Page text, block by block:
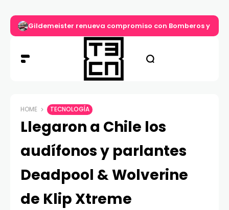
Gildemeister renueva compromiso con Bomberos y
HOME TECNOLOGÍA
Llegaron a Chile los
audífonos y parlantes
Deadpool & Wolverine
de Klip Xtreme